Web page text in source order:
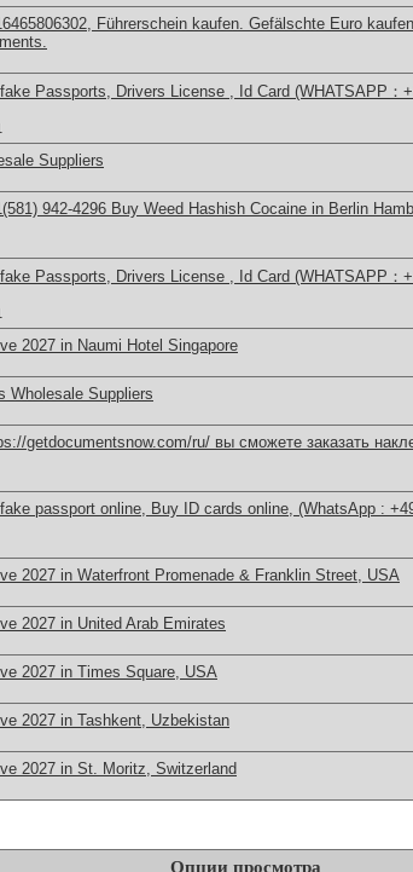
Führerschein kaufen. Gefälschte Euro
Passports, Drivers License , Id Card (WHATSAPP：
Suppliers
942-4296 Buy Weed Hashish Cocaine in Berlin
Passports, Drivers License , Id Card (WHATSAPP：
2027 in Naumi Hotel Singapore
Wholesale Suppliers
getdocumentsnow.com/ru/ вы сможете заказать
passport online, Buy ID cards online, (WhatsApp :
2027 in Waterfront Promenade & Franklin Street, USA
2027 in United Arab Emirates
2027 in Times Square, USA
2027 in Tashkent, Uzbekistan
2027 in St. Moritz, Switzerland
Опции просмотра